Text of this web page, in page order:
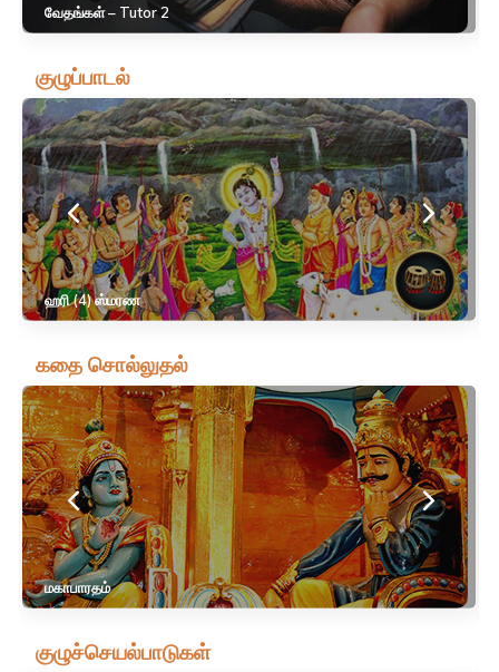
வேதங்கள் – Tutor 2
குழுப்பாடல்
ஹரி (4) ஸ்மரண
கதை சொல்லுதல்
மகாபாரதம்
குழுச்செயல்பாடுகள்